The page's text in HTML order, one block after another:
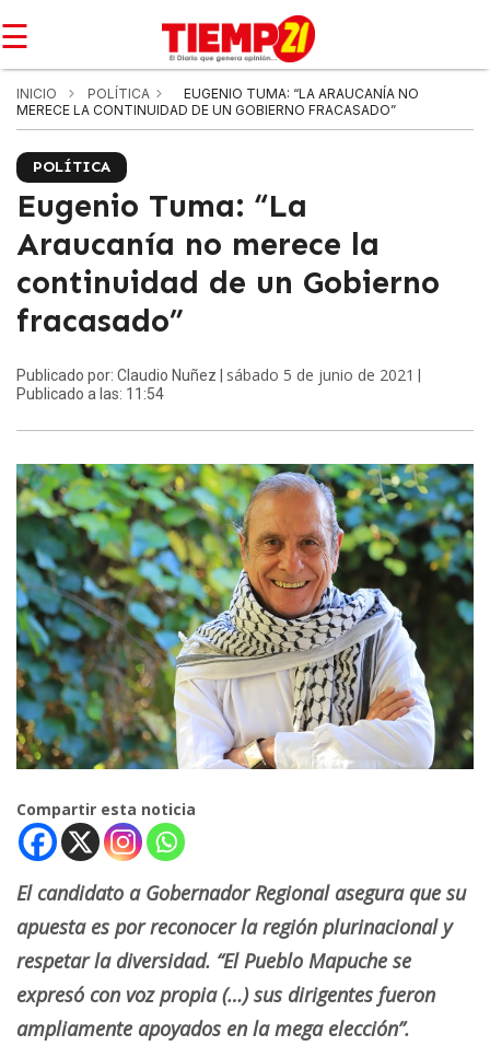
☰
INICIO POLÍTICA
EUGENIO TUMA: “LA ARAUCANÍA NO
MERECE LA CONTINUIDAD DE UN GOBIERNO FRACASADO”
POLÍTICA
Eugenio Tuma: “La
Araucanía no merece la
continuidad de un Gobierno
fracasado”
Publicado por: Claudio Nuñez | sábado 5 de junio de 2021
Publicado a las: 11:54
Compartir esta noticia
El candidato a Gobernador Regional asegura que su
apuesta es por reconocer la región plurinacional y
respetar la diversidad. “El Pueblo Mapuche se
expresó con voz propia (…) sus dirigentes fueron
ampliamente apoyados en la mega elección”.